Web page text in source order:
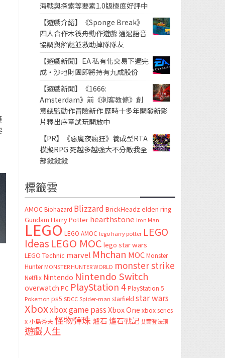
海戰與探索等要素1.0版極度好評中
【遊戲介紹】《Sponge Break》
四人合作木筏舟動作遊戲 通過語音
協調與解謎並救助掉隊隊友
【遊戲新聞】EA 私有化交易下週完
成・沙地財團即將持有九成股份
【遊戲新聞】《1666:
Amsterdam》前《刺客教條》創
意總監動作冒險新作 歷時十多年開發新影
片釋出序章試玩開放中
【PR】《惡魔夜瘋狂》養成型RTA
模擬RPG 死越多越強大不分敵我全
部殺殺殺
標籤雲
AMOC Biohazard Blizzard BrickHeadz elden ring
Gundam Harry Potter hearthstone Iron Man
LEGO LEGO AMOC lego harry potter LEGO
Ideas LEGO MOC lego star wars
LEGO Technic marvel Mhchan MOC Monster
Hunter MONSTER HUNTER WORLD monster strike
Netflix Nintendo Nintendo Switch
overwatch PC PlayStation 4 PlayStation 5
Pokemon ps5 SDCC Spider-man starfield star wars
Xboxxbox game passXbox One xbox series
x 小島秀夫怪物彈珠 爐石 爐石戰記艾爾登法環
遊戲人生